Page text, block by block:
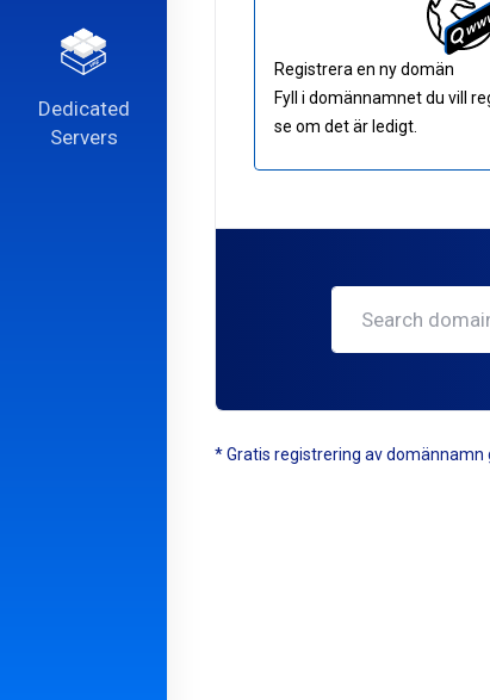
Dedicated
Servers
Registrera en ny domän
Fyll i domännamnet du vill
se om det är ledigt.
* Gratis registrering av domännamn